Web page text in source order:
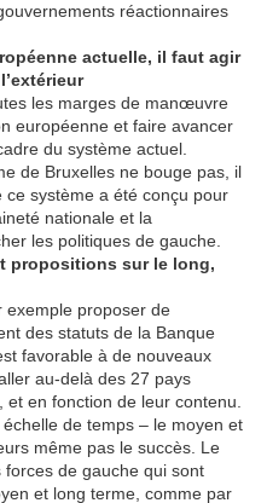
réactionnaires
actuelle, il faut agir
les marges de manœuvre
européenne et faire avancer
du système actuel.
de Bruxelles ne bouge pas, il
système a été conçu pour
nationale et la
les politiques de gauche.
propositions sur le long,
exemple proposer de
des statuts de la Banque
favorable à de nouveaux
au-delà des 27 pays
en fonction de leur contenu.
de temps – le moyen et
même pas le succès. Le
forces de gauche qui sont
et long terme, comme par